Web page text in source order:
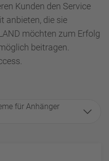
Kunden den Service
anbieten, die sie
möchten zum Erfolg
beitragen.
für Anhänger